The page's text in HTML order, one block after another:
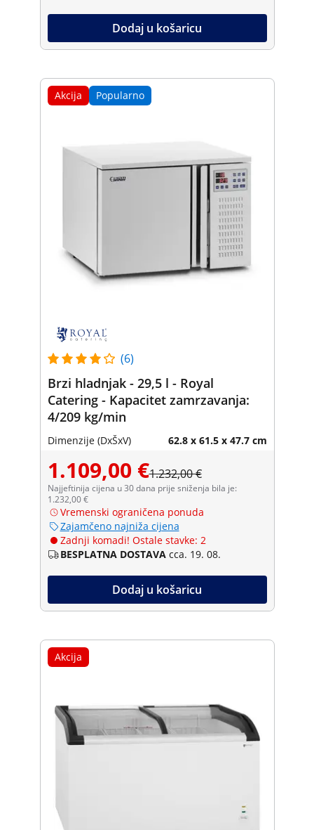
Dodaj u košaricu
Akcija Popularno
(6)
Brzi hladnjak - 29,5 l - Royal
Catering - Kapacitet zamrzavanja:
4/209 kg/min
Dimenzije (DxŠxV) 62.8 x 61.5 x 47.7 cm
1.109,00 €1.232,00 €
Najjeftinija cijena u 30 dana prije sniženja bila je:
1.232,00 €
Vremenski ograničena ponuda
Zajamčeno najniža cijena
Zadnji komadi! Ostale stavke: 2
BESPLATNA DOSTAVA cca. 19. 08.
Dodaj u košaricu
Akcija